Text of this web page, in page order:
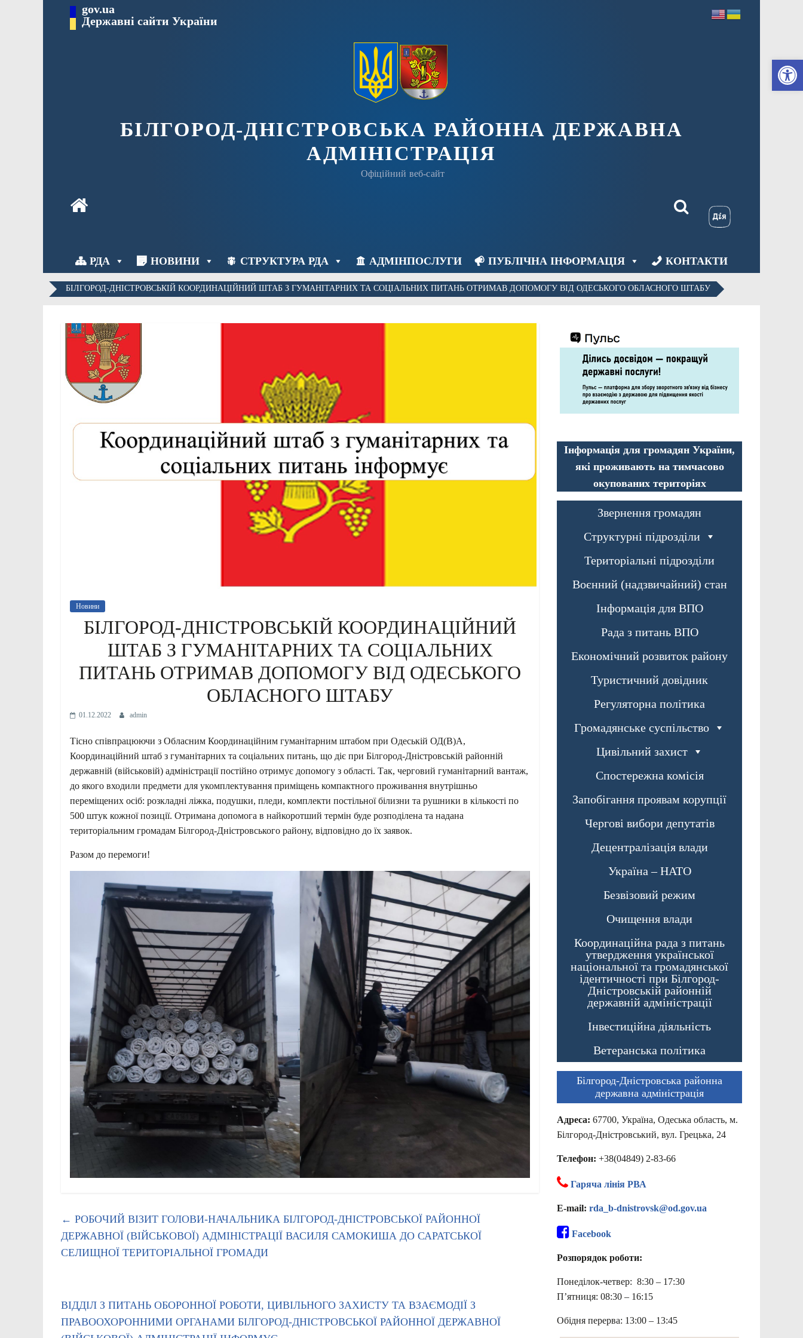
gov.ua
Державні сайти України
БІЛГОРОД-ДНІСТРОВСЬКА РАЙОННА ДЕРЖАВНА
АДМІНІСТРАЦІЯ
Офіційний веб-сайт
РДА НОВИНИ СТРУКТУРА РДА АДМІНПОСЛУГИ ПУБЛІЧНА ІНФОРМАЦІЯ КОНТАКТИ
БІЛГОРОД-ДНІСТРОВСЬКІЙ КООРДИНАЦІЙНИЙ ШТАБ З ГУМАНІТАРНИХ ТА СОЦІАЛЬНИХ ПИТАНЬ ОТРИМАВ ДОПОМОГУ ВІД ОДЕСЬКОГО ОБЛАСНОГО ШТАБУ
Новини
БІЛГОРОД-ДНІСТРОВСЬКІЙ КООРДИНАЦІЙНИЙ
ШТАБ З ГУМАНІТАРНИХ ТА СОЦІАЛЬНИХ
ПИТАНЬ ОТРИМАВ ДОПОМОГУ ВІД ОДЕСЬКОГО
ОБЛАСНОГО ШТАБУ
01.12.2022 admin
Тісно співпрацюючи з Обласним Координаційним гуманітарним штабом при Одеській ОД(В)А,
Координаційний штаб з гуманітарних та соціальних питань, що діє при Білгород-Дністровській районній
державній (військовій) адміністрації постійно отримує допомогу з області. Так, черговий гуманітарний вантаж,
до якого входили предмети для укомплектування приміщень компактного проживання внутрішньо
переміщених осіб: розкладні ліжка, подушки, пледи, комплекти постільної білизни та рушники в кількості по
500 штук кожної позиції. Отримана допомога в найкоротший термін буде розподілена та надана
територіальним громадам Білгород-Дністровського району, відповідно до їх заявок.
Разом до перемоги!
← РОБОЧИЙ ВІЗИТ ГОЛОВИ-НАЧАЛЬНИКА БІЛГОРОД-ДНІСТРОВСЬКОЇ РАЙОННОЇ
ДЕРЖАВНОЇ (ВІЙСЬКОВОЇ) АДМІНІСТРАЦІЇ ВАСИЛЯ САМОКИША ДО САРАТСЬКОЇ
СЕЛИЩНОЇ ТЕРИТОРІАЛЬНОЇ ГРОМАДИ
ВІДДІЛ З ПИТАНЬ ОБОРОННОЇ РОБОТИ, ЦИВІЛЬНОГО ЗАХИСТУ ТА ВЗАЄМОДІЇ З
ПРАВООХОРОННИМИ ОРГАНАМИ БІЛГОРОД-ДНІСТРОВСЬКОЇ РАЙОННОЇ ДЕРЖАВНОЇ
Інформація для громадян України,
які проживають на тимчасово
окупованих територіях
Звернення громадян
Структурні підрозділи
Територіальні підрозділи
Воєнний (надзвичайний) стан
Інформація для ВПО
Рада з питань ВПО
Економічний розвиток району
Туристичний довідник
Регуляторна політика
Громадянське суспільство
Цивільний захист
Спостережна комісія
Запобігання проявам корупції
Чергові вибори депутатів
Децентралізація влади
Україна – НАТО
Безвізовий режим
Очищення влади
Координаційна рада з питань
утвердження української
національної та громадянської
ідентичності при Білгород-
Дністровській районній
державній адміністрації
Інвестиційна діяльність
Ветеранська політика
Білгород-Дністровська районна
державна адміністрація
Адреса: 67700, Україна, Одеська область, м.
Білгород-Дністровський, вул. Грецька, 24
Телефон: +38(04849) 2-83-66
Гаряча лінія РВА
E-mail: rda_b-dnistrovsk@od.gov.ua
Facebook
Розпорядок роботи:
Понеділок-четвер: 8:30 – 17:30
П’ятниця: 08:30 – 16:15
Обідня перерва: 13:00 – 13:45